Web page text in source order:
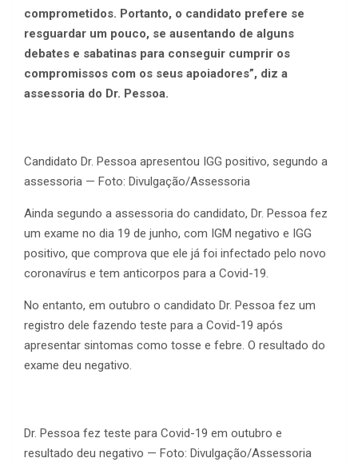
comprometidos. Portanto, o candidato prefere se
resguardar um pouco, se ausentando de alguns
debates e sabatinas para conseguir cumprir os
compromissos com os seus apoiadores”, diz a
assessoria do Dr. Pessoa.
Candidato Dr. Pessoa apresentou IGG positivo, segundo a
assessoria — Foto: Divulgação/Assessoria
Ainda segundo a assessoria do candidato, Dr. Pessoa fez
um exame no dia 19 de junho, com IGM negativo e IGG
positivo, que comprova que ele já foi infectado pelo novo
coronavírus e tem anticorpos para a Covid-19.
No entanto, em outubro o candidato Dr. Pessoa fez um
registro dele fazendo teste para a Covid-19 após
apresentar sintomas como tosse e febre. O resultado do
exame deu negativo.
Dr. Pessoa fez teste para Covid-19 em outubro e
resultado deu negativo — Foto: Divulgação/Assessoria